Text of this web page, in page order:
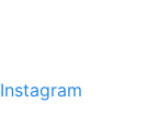
Instagram